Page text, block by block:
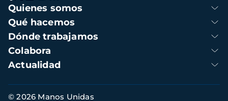
Navegación
principal
Quienes somos
Qué hacemos
Dónde trabajamos
Colabora
Actualidad
Información
© 2026 Manos Unidas